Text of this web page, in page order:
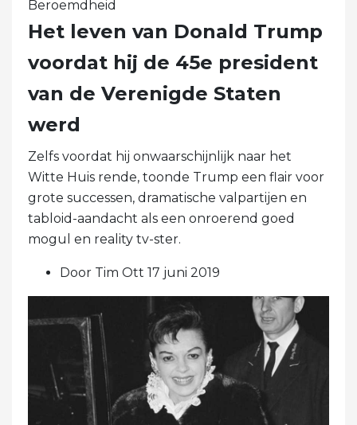
Beroemdheid
Het leven van Donald Trump
voordat hij de 45e president
van de Verenigde Staten
werd
Zelfs voordat hij onwaarschijnlijk naar het
Witte Huis rende, toonde Trump een flair voor
grote successen, dramatische valpartijen en
tabloid-aandacht als een onroerend goed
mogul en reality tv-ster.
Door Tim Ott 17 juni 2019